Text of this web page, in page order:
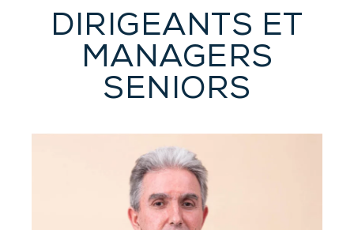
DIRIGEANTS ET
MANAGERS
SENIORS